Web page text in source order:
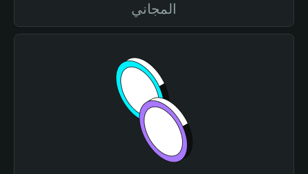
المجاني